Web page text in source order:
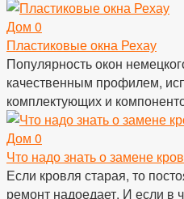
Дом 0
Пластиковые окна Рехау
Популярность окон
качественным профилем,
комплектующих и
Дом 0
Что надо знать о замене
Если кровля старая, то
ремонт надоедает. И если в